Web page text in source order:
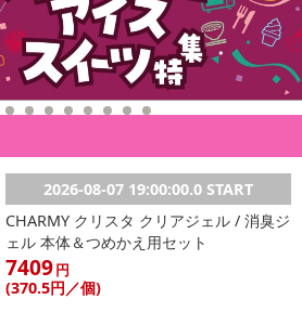
2026-08-07 19:00:00.0 START
CHARMY クリスタ クリアジェル / 消臭ジ
ェル 本体＆つめかえ用セット
7409円
(370.5円／個)